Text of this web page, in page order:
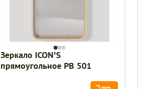
Зеркало ICON’S
прямоугольное РВ 501